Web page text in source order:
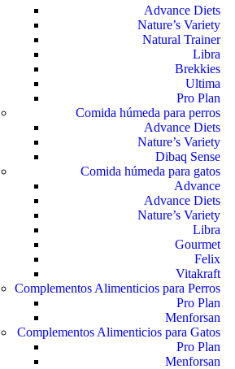
Advance Diets
Nature’s Variety
Natural Trainer
Libra
Brekkies
Ultima
Pro Plan
Comida húmeda para perros
Advance Diets
Nature’s Variety
Dibaq Sense
Comida húmeda para gatos
Advance
Advance Diets
Nature’s Variety
Libra
Gourmet
Felix
Vitakraft
Complementos Alimenticios para Perros
Pro Plan
Menforsan
Complementos Alimenticios para Gatos
Pro Plan
Menforsan